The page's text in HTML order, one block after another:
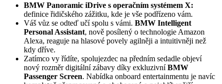
BMW Panoramic iDrive s operačním systémem X:
definice řidičského zážitku, kde je vše podřízeno vám.
Váš vůz se odteď učí spolu s vámi. BMW Intelligent
Personal Assistant, nově posílený o technologie Amazon
Alexa, reaguje na hlasové povely agilněji a intuitivněji než
kdy dříve.
Zatímco vy řídíte, spolujezdec na předním sedadle objeví
nový rozměr digitální zábavy díky exkluzivníBMW
Passenger Screen. Nabídka onboard entertainmentu je navíc